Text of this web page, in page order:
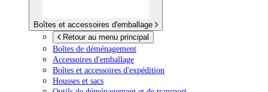
Boîtes et accessoires d'emballage
Retour au menu principal
Boîtes de déménagement
Accessoires d'emballage
Boîtes et accessoires d'expédition
Housses et sacs